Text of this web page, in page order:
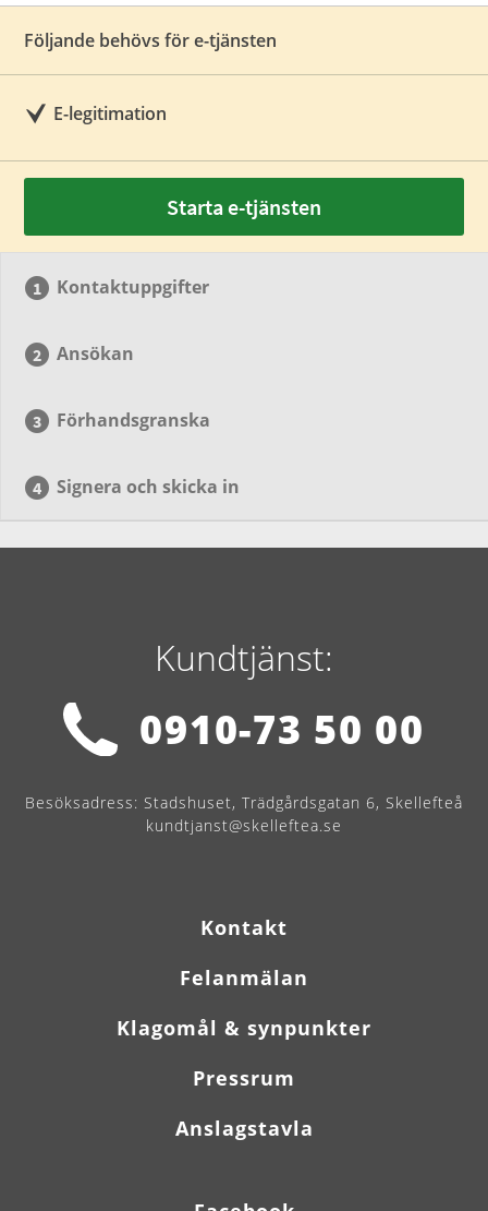
Följande behövs för e-tjänsten
E-legitimation
Starta e-tjänsten
Kontaktuppgifter
Ansökan
Förhandsgranska
Signera och skicka in
Kundtjänst:
0910-73 50 00
Besöksadress: Stadshuset, Trädgårdsgatan 6, Skellefteå
kundtjanst@skelleftea.se
Kontakt
Felanmälan
Klagomål & synpunkter
Pressrum
Anslagstavla